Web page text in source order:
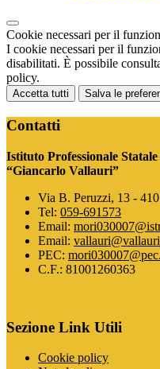
Cookie necessari per il
I cookie necessari per il
disabilitati. È possibile
policy.
Accetta tutti Salva le
Contatti
Istituto Professionale
“Giancarlo Vallauri”
Via B. Peruzzi, 13 -
Tel: 059-691573
Email:
Email:
PEC:
C.F.: 81001260363
Sezione Link Utili
Cookie policy